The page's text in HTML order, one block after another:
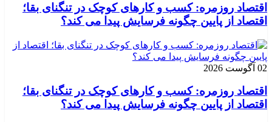
اقتصاد روزمره: کسب‌ و کارهای کوچک در تنگنای بقا؛
اقتصاد از پایین چگونه فرسایش پیدا می کند؟
02 آگوست 2026
اقتصاد روزمره: کسب‌ و کارهای کوچک در تنگنای بقا؛
اقتصاد از پایین چگونه فرسایش پیدا می کند؟